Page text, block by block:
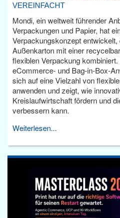
VEREINFACHT
Mondi, ein weltweit führender
Verpackungen und Papier, hat
Verpackungskonzept
Außenkarton mit einer
flexiblen Verpackung
eCommerce- und Bag-in-Box-
sich auf eine Vielzahl von
anwenden und zeigt, wie
Kreislaufwirtschaft fördern und
verbessern kann.
Weiterlesen...